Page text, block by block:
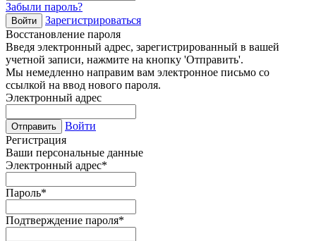
Забыли пароль?
Войти
Зарегистрироваться
Восстановление пароля
Введя электронный адрес, зарегистрированный в вашей
учетной записи, нажмите на кнопку 'Отправить'.
Мы немедленно направим вам электронное письмо со
ссылкой на ввод нового пароля.
Электронный адрес
Отправить
Войти
Регистрация
Ваши персональные данные
Электронный адрес*
Пароль*
Подтверждение пароля*